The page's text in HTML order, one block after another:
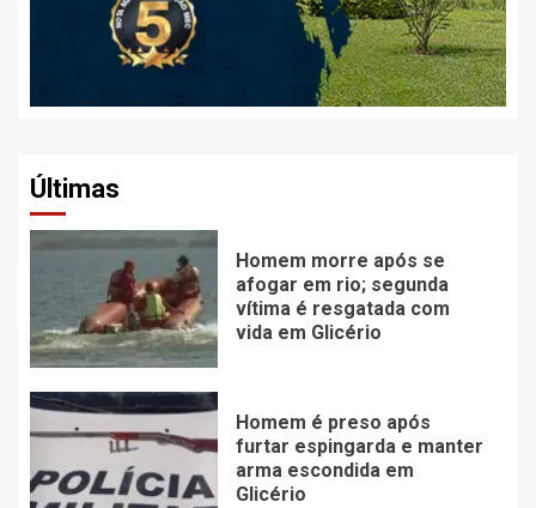
Últimas
Homem morre após se
afogar em rio; segunda
vítima é resgatada com
vida em Glicério
Homem é preso após
furtar espingarda e manter
arma escondida em
Glicério